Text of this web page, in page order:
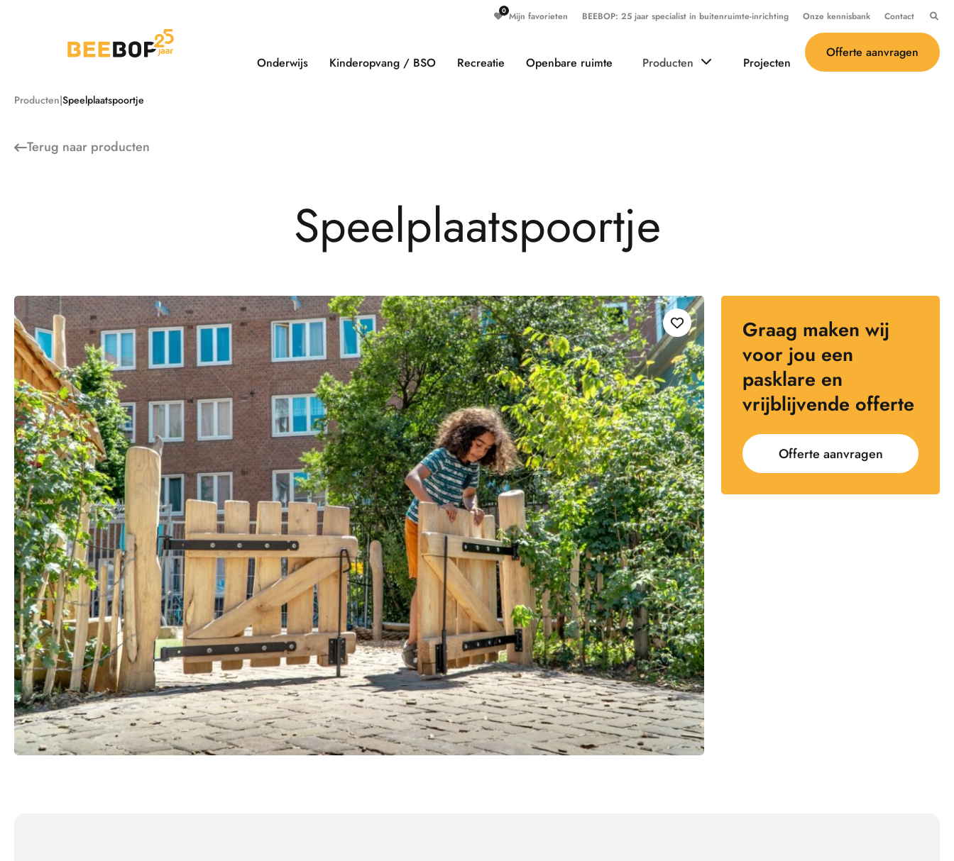
Mijn favorieten BEEBOP: 25 jaar specialist in buitenruimte-inrichting Onze kennisbank Contact
Offerte aanvragen
Onderwijs Kinderopvang / BSO Recreatie Openbare ruimte Producten Projecten
Producten Speelplaatspoortje
Terug naar producten
Speelplaatspoortje
Graag maken wij
voor jou een
pasklare en
vrijblijvende offerte
Offerte aanvragen